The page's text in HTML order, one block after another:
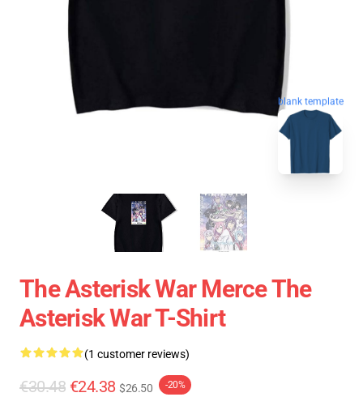
blank template
The Asterisk War Merce The
Asterisk War T-Shirt
(1 customer reviews)
€30.48 €24.38 $26.50 -20%